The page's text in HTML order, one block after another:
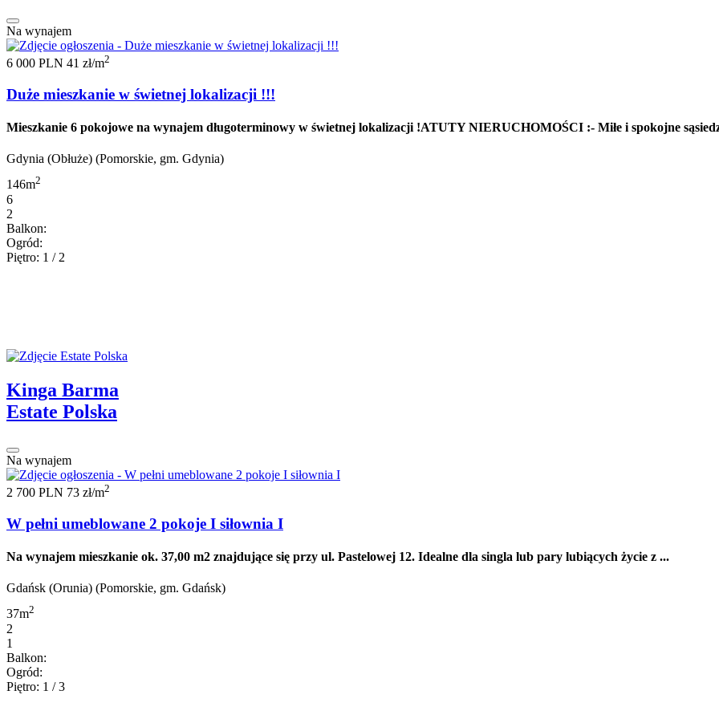
Na wynajem
6 000 PLN 41 zł/m2
Duże mieszkanie w świetnej lokalizacji !!!
Mieszkanie 6 pokojowe na wynajem długoterminowy w świetnej lokalizacji !ATUTY NIERUCHOMOŚCI :- Miłe i spokojne
Gdynia (Obłuże) (Pomorskie, gm. Gdynia)
146m2
6
2
Balkon:
Ogród:
Piętro: 1 / 2
Kinga Barma
Estate Polska
Na wynajem
2 700 PLN 73 zł/m2
W pełni umeblowane 2 pokoje I siłownia I
Na wynajem mieszkanie ok. 37,00 m2 znajdujące się przy ul. Pastelowej 12. Idealne dla singla lub pary lubiących życie z ...
Gdańsk (Orunia) (Pomorskie, gm. Gdańsk)
37m2
2
1
Balkon:
Ogród:
Piętro: 1 / 3